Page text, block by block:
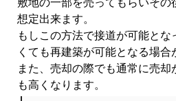
想定出来ます。
もしこの方法で接道が可能と
くても再建築が可能となる場合
また、売却の際でも通常に売
も高くなります。